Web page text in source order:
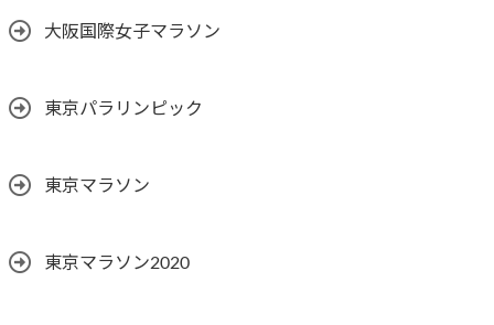
大阪国際女子マラソン
東京パラリンピック
東京マラソン
東京マラソン2020